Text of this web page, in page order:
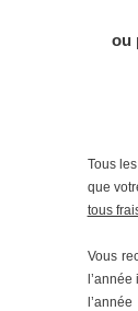
ou
Tous
que
tous
Vous